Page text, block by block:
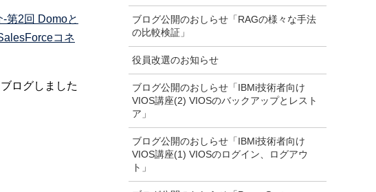
第2回 Domoと
コネ
ログしました
ブログ公開のおしらせ「RAGの様々な手法
の比較検証」
役員改選のお知らせ
ブログ公開のおしらせ「IBMi技術者向け
VIOS講座(2) VIOSのバックアップとレスト
ア」
ブログ公開のおしらせ「IBMi技術者向け
VIOS講座(1) VIOSのログイン、ログアウ
ト」